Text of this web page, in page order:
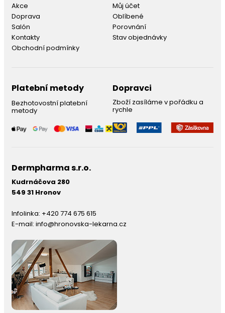
Akce
Doprava
Salón
Kontakty
Obchodní podmínky
Můj účet
Oblíbené
Porovnání
Stav objednávky
Platební metody
Bezhotovostní platební
metody
Dopravci
Zboží zasíláme v pořádku a
rychle
Dermpharma s.r.o.
Kudrnáčova 280
549 31 Hronov
Infolinka: +420 774 675 615
E-mail: info@hronovska-lekarna.cz